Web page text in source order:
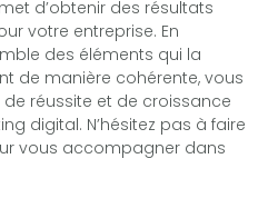
d’obtenir des résultats
votre entreprise. En
des éléments qui la
de manière cohérente, vous
réussite et de croissance
digital. N’hésitez pas à faire
vous accompagner dans